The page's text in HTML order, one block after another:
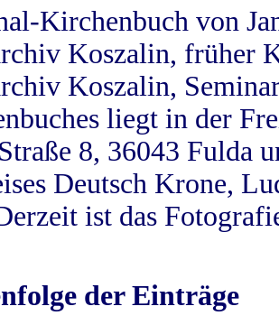
Kirchenbuch von
Koszalin, früher
Koszalin,
liegt in der
8, 36043 Fulda
Deutsch Krone,
ist das
der Einträge